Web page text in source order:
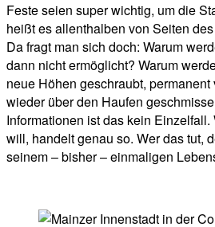
Feste seien super wichtig, um die
heißt es allenthalben von Seiten
Da fragt man sich doch: Warum
dann nicht ermöglicht? Warum
neue Höhen geschraubt,
wieder über den Haufen
Informationen ist das kein
will, handelt genau so. Wer das tut,
seinem – bisher – einmaligen